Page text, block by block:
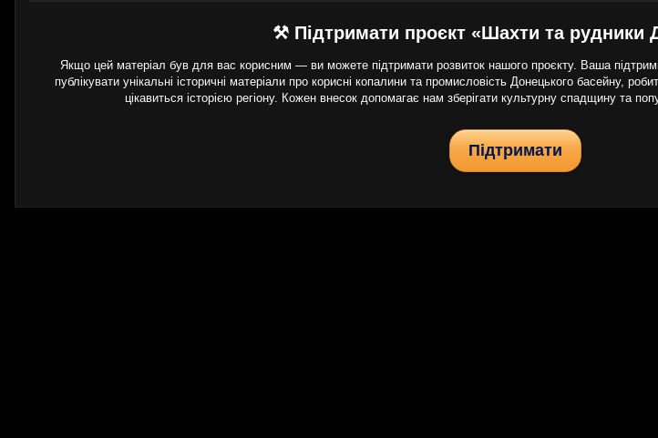
⚒ Підтримати проєкт «Шахти та рудники
Якщо цей матеріал був для вас корисним — ви можете підтримати розвиток нашого проєкту. Ваша
публікувати унікальні історичні матеріали про корисні копалини та промисловість Донецького басейну,
цікавиться історією регіону. Кожен внесок допомагає нам зберігати культурну спадщину та
Підтримати